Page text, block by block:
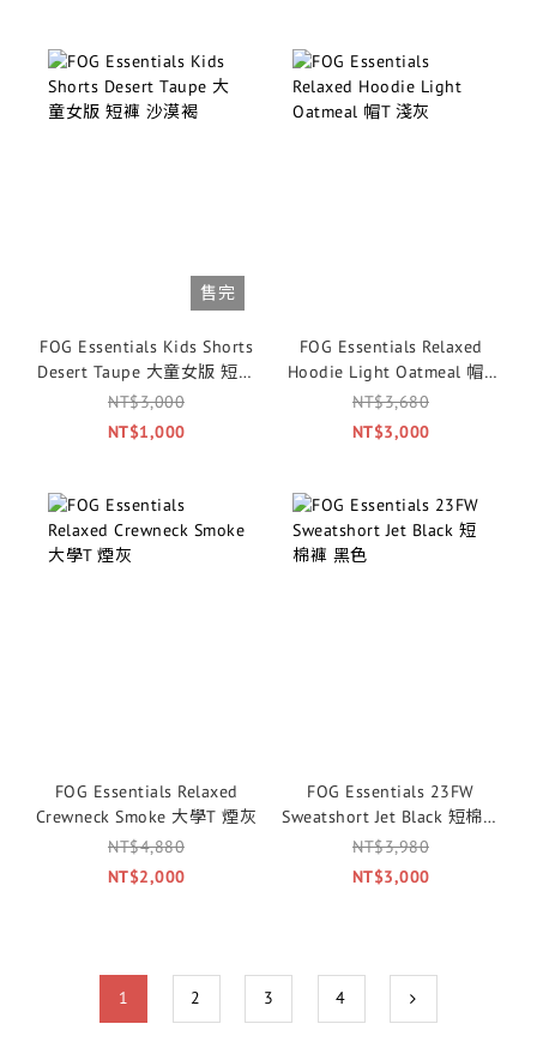
售完
FOG Essentials Kids Shorts
Desert Taupe 大童女版 短褲
沙漠褐
NT$3,000
NT$1,000
FOG Essentials Relaxed
Hoodie Light Oatmeal 帽T
淺灰
NT$3,680
NT$3,000
FOG Essentials Relaxed
Crewneck Smoke 大學T 煙灰
NT$4,880
NT$2,000
FOG Essentials 23FW
Sweatshort Jet Black 短棉褲
黑色
NT$3,980
NT$3,000
1 2 3 4